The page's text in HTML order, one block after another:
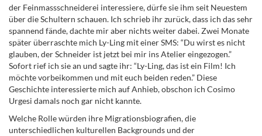
der Feinmassschneiderei interessiere, dürfe sie ihm seit Neuestem
über die Schultern schauen. Ich schrieb ihr zurück, dass ich das sehr
spannend fände, dachte mir aber nichts weiter dabei. Zwei Monate
später überraschte mich Ly-Ling mit einer SMS: “Du wirst es nicht
glauben, der Schneider ist jetzt bei mir ins Atelier eingezogen.”
Sofort rief ich sie an und sagte ihr: “Ly-Ling, das ist ein Film! Ich
möchte vorbeikommen und mit euch beiden reden.” Diese
Geschichte interessierte mich auf Anhieb, obschon ich Cosimo
Urgesi damals noch gar nicht kannte.
Welche Rolle würden ihre Migrationsbiografien, die
unterschiedlichen kulturellen Backgrounds und der